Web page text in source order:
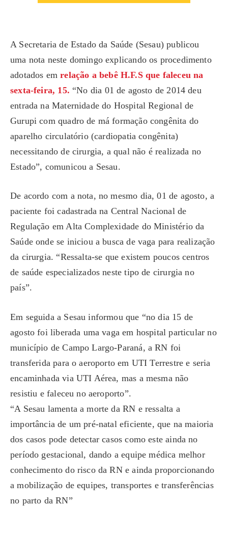
A Secretaria de Estado da Saúde (Sesau) publicou
uma nota neste domingo explicando os procedimento
adotados emrelação a bebê H.F.S que faleceu na
sexta-feira, 15. “No dia 01 de agosto de 2014 deu
entrada na Maternidade do Hospital Regional de
Gurupi com quadro de má formação congênita do
aparelho circulatório (cardiopatia congênita)
necessitando de cirurgia, a qual não é realizada no
Estado”, comunicou a Sesau.
De acordo com a nota, no mesmo dia, 01 de agosto, a
paciente foi cadastrada na Central Nacional de
Regulação em Alta Complexidade do Ministério da
Saúde onde se iniciou a busca de vaga para realização
da cirurgia. “Ressalta-se que existem poucos centros
de saúde especializados neste tipo de cirurgia no
país”.
Em seguida a Sesau informou que “no dia 15 de
agosto foi liberada uma vaga em hospital particular no
município de Campo Largo-Paraná, a RN foi
transferida para o aeroporto em UTI Terrestre e seria
encaminhada via UTI Aérea, mas a mesma não
resistiu e faleceu no aeroporto”.
“A Sesau lamenta a morte da RN e ressalta a
importância de um pré-natal eficiente, que na maioria
dos casos pode detectar casos como este ainda no
período gestacional, dando a equipe médica melhor
conhecimento do risco da RN e ainda proporcionando
a mobilização de equipes, transportes e transferências
no parto da RN”